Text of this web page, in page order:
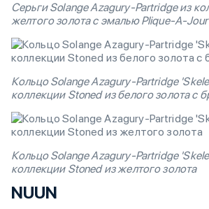
Серьги Solange Azagury-Partridge из
желтого золота с эмалью Plique-A-
Кольцо Solange Azagury-Partridge
коллекции Stoned из белого золота с
Кольцо Solange Azagury-Partridge
коллекции Stoned из желтого золота
NUUN